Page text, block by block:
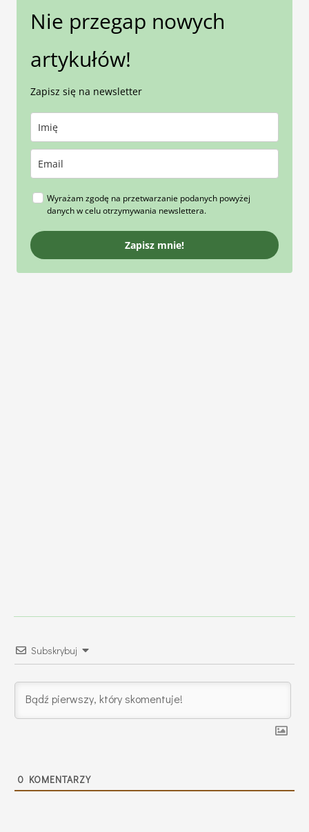
Nie przegap nowych
artykułów!
Zapisz się na newsletter
Wyrażam zgodę na przetwarzanie podanych powyżej
danych w celu otrzymywania newslettera.
Zapisz mnie!
Subskrybuj
0 KOMENTARZY